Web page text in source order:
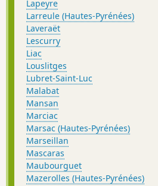
Lapeyre
Larreule (Hautes-Pyrénées)
Laveraët
Lescurry
Liac
Louslitges
Lubret-Saint-Luc
Malabat
Mansan
Marciac
Marsac (Hautes-Pyrénées)
Marseillan
Mascaras
Maubourguet
Mazerolles (Hautes-Pyrénées)